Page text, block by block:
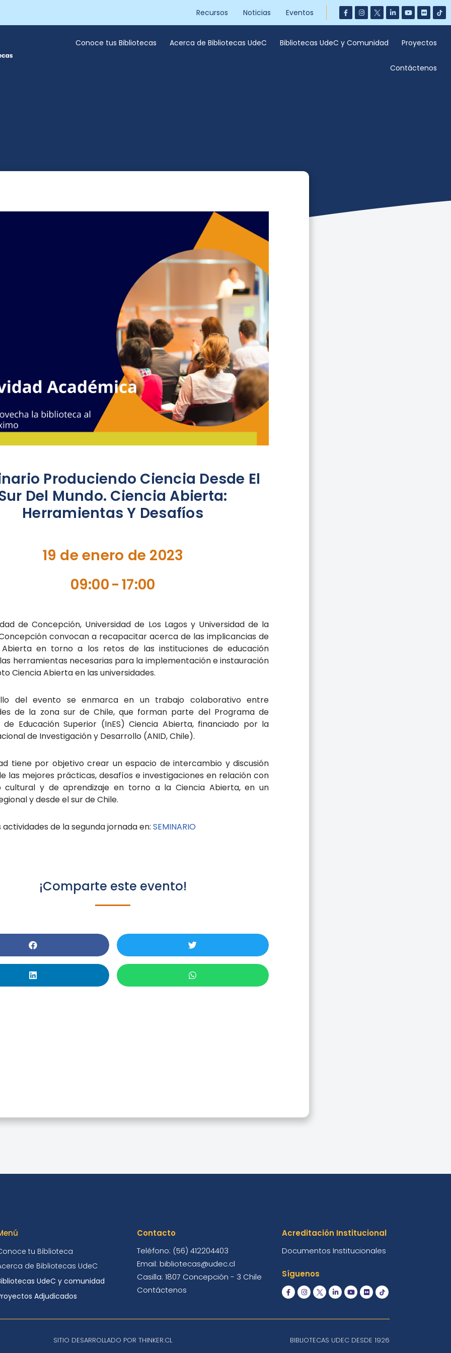
Recursos Noticias Eventos
Conoce tus Bibliotecas Acerca de Bibliotecas UdeC Bibliotecas UdeC y Comunidad Proyectos
Contáctenos
Produciendo Ciencia Desde El
Del Mundo. Ciencia Abierta:
Herramientas Y Desafíos
19 de enero de 2023
09:00-17:00
de Concepción, Universidad de Los Lagos y Universidad de la
convocan a recapacitar acerca de las implicancias de
Abierta en torno a los retos de las instituciones de educación
herramientas necesarias para la implementación e instauración
Ciencia Abierta en las universidades.
del evento se enmarca en un trabajo colaborativo entre
de la zona sur de Chile, que forman parte del Programa de
de Educación Superior (InES) Ciencia Abierta, financiado por la
de Investigación y Desarrollo (ANID, Chile).
tiene por objetivo crear un espacio de intercambio y discusión
las mejores prácticas, desafíos e investigaciones en relación con
cultural y de aprendizaje en torno a la Ciencia Abierta, en un
y desde el sur de Chile.
de la segunda jornada en: SEMINARIO
¡Comparte este evento!
tu Biblioteca
de Bibliotecas UdeC
UdeC y comunidad
Adjudicados
Contacto
Teléfono: (56) 412204403
Email: bibliotecas@udec.cl
Casilla: 1807 Concepción - 3 Chile
Contáctenos
Acreditación Institucional
Documentos Institucionales
Síguenos
SITIO DESARROLLADO POR THINKER.CL BIBLIOTECAS UDEC DESDE 1926